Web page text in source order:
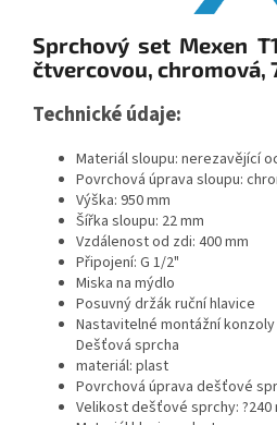
Sprchový set Mexen
čtvercovou, chromová,
Technické údaje:
Materiál sloupu: nerezavějící
Povrchová úprava sloupu:
Výška: 950 mm
Šířka sloupu: 22 mm
Vzdálenost od zdi: 400 mm
Připojení: G 1/2"
Miska na mýdlo
Posuvný držák ruční hlavice
Nastavitelné montážní konzoly
Dešťová sprcha
materiál: plast
Povrchová úprava dešťové
Velikost dešťové sprchy: ?240